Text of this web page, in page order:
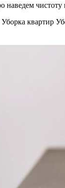
наведем
Уборка квартир